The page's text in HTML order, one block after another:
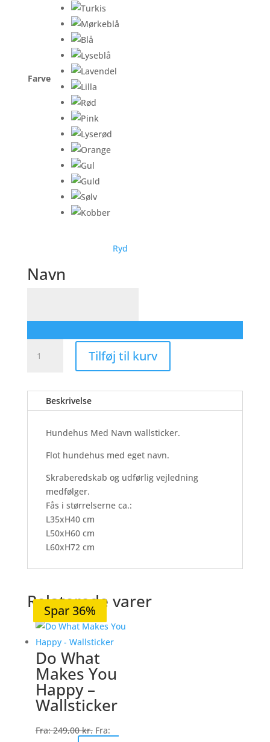
Farve
Ryd
Navn
Med
Wallsticker
Tilføj til kurv
Beskrivelse
Hundehus Med Navn wallsticker.
Flot hundehus med eget navn.
Skraberedskab og udførlig vejledning
medfølger.
Fås i størrelserne ca.:
L35xH40 cm
L50xH60 cm
L60xH72 cm
Relaterede varer
Spar 20%
Do What
Makes You
Happy –
Wallsticker
Fra:249,00kr. Fra:
Spar 20%
Spar 20%
Spar 20%
Spar 36%